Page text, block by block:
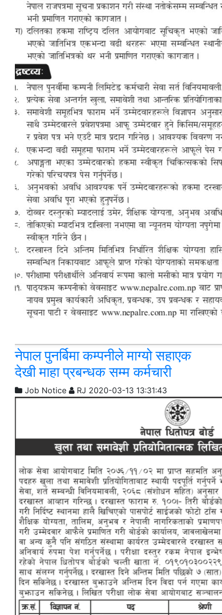
नेपाल पुनर्बिमा कम्पनीले माग्यो सहाएक
देखी माहा प्रबन्धक सम्म कर्मचारी
Job Notice RJ 2020-03-13 13:31:43